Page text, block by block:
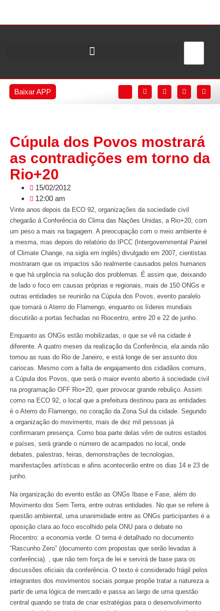
Baixar APP
Cúpula dos Povos mostrará
as contradições em torno da
Rio+20
15/02/2012
12:00 am
Vinte anos depois da ECO 92, organizações da sociedade civil
chegarão à Conferência do Clima das Nações Unidas, a Rio+20, com
um peso a mais na bagagem. A preocupação com o meio ambiente é
a mesma, mas depois do relatório do IPCC (Intergovernmental Painel
of Climate Change, na sigla em inglês) divulgado em 2007, cientistas
mostraram que os impactos são realmente causados pelos humanos
e que há urgência na solução dos problemas. É assim que, deixando
de lado o foco em causas próprias e regionais, mais de 150 ONGs e
outras entidades se reunirão na Cúpula dos Povos, evento paralelo
que tomará o Aterro do Flamengo, enquanto os líderes mundiais
discutirão a portas fechadas no Riocentro, entre 20 e 22 de junho.
Enquanto as ONGs estão mobilizadas, o que se vê na cidade é
diferente. A quatro meses da realização da Conferência, ela ainda não
tomou as ruas do Rio de Janeiro, e está longe de ser assunto dos
cariocas. Mesmo com a falta de engajamento dos cidadãos comuns,
a Cúpula dos Povos, que será o maior evento aberto à sociedade civil
na programação OFF Rio+20, quer provocar grande rebuliço. Assim
como na ECO 92, o local que a prefeitura destinou para as entidades
é o Aterro do Flamengo, no coração da Zona Sul da cidade. Segundo
a organização do movimento, mais de dez mil pessoas já
confirmaram presença. Como boa parte delas vêm de outros estados
e países, será grande o número de acampados no local, onde
debates, palestras, feiras, demonstrações de tecnologias,
manifestações artísticas e afins acontecerão entre os dias 14 e 23 de
junho.
Na organização do evento estão as ONGs Ibase e Fase, além do
Movimento dos Sem Terra, entre outras entidades. No que se refere à
questão ambiental, uma unanimidade entre as ONGs participantes é a
oposição clara ao foco escolhido pela ONU para o debate no
Riocentro: a economia verde. O tema é detalhado no documento
“Rascunho Zero” (documento com propostas que serão levadas à
conferência). , que não tem força de lei e servirá de base para os
discussões oficiais da conferência. O texto é considerado frágil pelos
integrantes dos movimentos sociais porque propõe tratar a natureza a
partir de uma lógica de mercado e passa ao largo de uma questão
central quando se trata de criar estratégias para o desenvolvimento